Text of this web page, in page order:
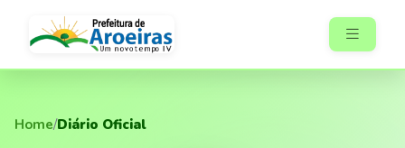
Home/Diário Oficial